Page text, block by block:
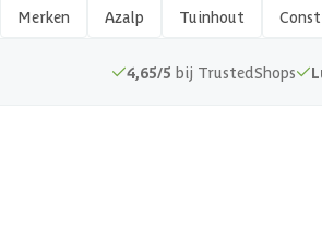
Afwerking
Merken Azalp Tuinhout
4,65/5 bij TrustedShops